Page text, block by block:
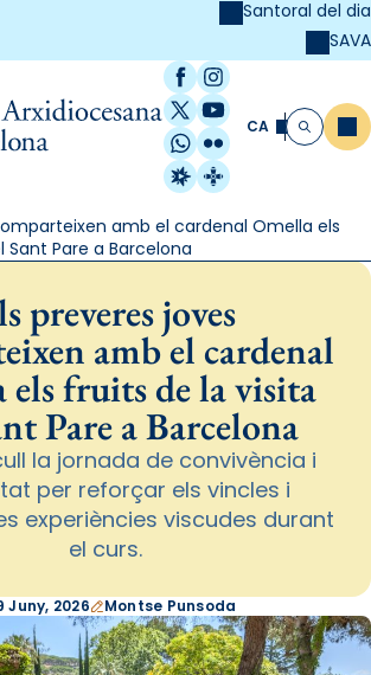
Santoral del dia
SAVA
Facebook
Instagram
X / Twitter
YouTube
WhatsApp
Flickr
Radio Estel
Catalunya
CA Cerca
amb el cardenal Omella els
Pare a Barcelona
preveres joves
amb el cardenal
els fruits de la visita
Pare a Barcelona
la jornada de convivència i
per reforçar els vincles i
experiències viscudes durant
el curs.
Juny, 2026 Montse Punsoda